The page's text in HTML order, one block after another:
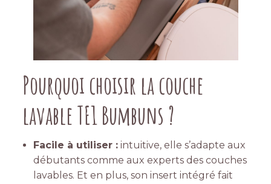
Pourquoi choisir la couche
lavable TE1 Bumbuns ?
Facile à utiliser : intuitive, elle s’adapte aux
débutants comme aux experts des couches
lavables. Et en plus, son insert intégré fait